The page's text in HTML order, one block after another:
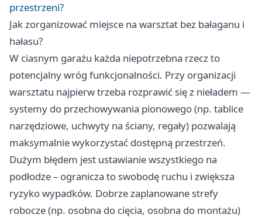
przestrzeni?
Jak zorganizować miejsce na warsztat bez bałaganu i
hałasu?
W ciasnym garażu każda niepotrzebna rzecz to
potencjalny wróg funkcjonalności. Przy organizacji
warsztatu najpierw trzeba rozprawić się z nieładem —
systemy do przechowywania pionowego (np. tablice
narzędziowe, uchwyty na ściany, regały) pozwalają
maksymalnie wykorzystać dostępną przestrzeń.
Dużym błędem jest ustawianie wszystkiego na
podłodze – ogranicza to swobodę ruchu i zwiększa
ryzyko wypadków. Dobrze zaplanowane strefy
robocze (np. osobna do cięcia, osobna do montażu)